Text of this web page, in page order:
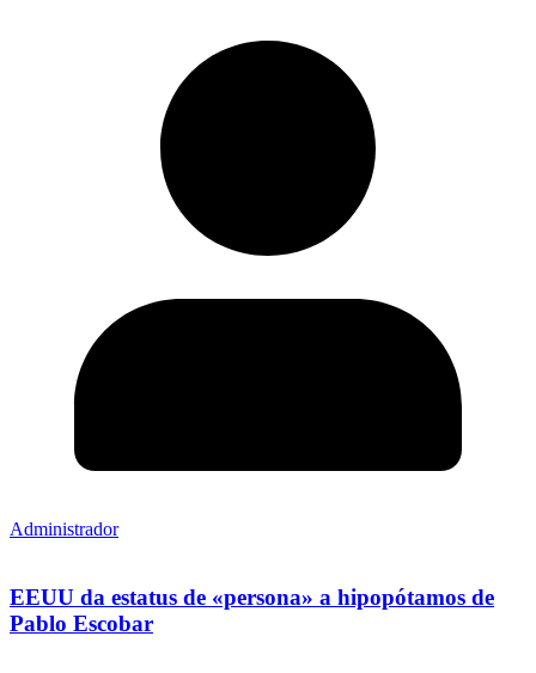
Administrador
EEUU da estatus de «persona» a hipopótamos de
Pablo Escobar